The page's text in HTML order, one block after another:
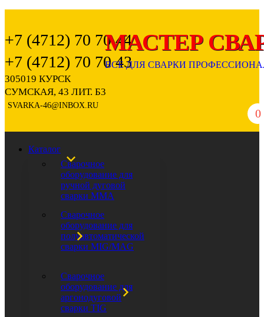
+7 (4712) 70 70 44
+7 (4712) 70 70 43
305019 КУРСК
СУМСКАЯ, 43 ЛИТ. Б3
SVARKA-46@INBOX.RU
0
Каталог
Сварочное
оборудование для
ручной дуговой
сварки ММА
Сварочное
оборудование для
полуавтоматической
сварки MIG/MAG
Сварочное
оборудование для
аргонодуговой
сварки TIG